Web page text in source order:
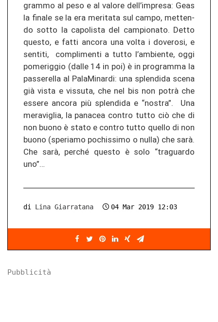
gram­mo al peso e al va­lo­re dell’im­presa: Geas
la fi­na­le se la era me­ri­ta­ta sul campo, met­ten­
do sotto la ca­po­lis­ta del cam­pio­na­to. Detto
ques­to, e fatti an­co­ra una volta i do­ve­ro­si, e
sen­ti­ti, com­pli­men­ti a tutto l’amb­ien­te, oggi
po­me­rig­gio (dalle 14 in poi) è in pro­gram­ma la
pas­serel­la al Pa­la­Mi­nar­di: una splen­di­da scena
già vista e vis­su­ta, che nel bis non potrà che
es­se­re an­co­ra più splen­di­da e “nos­tra”. Una
me­ra­viglia, la pa­na­cea con­tro tutto ciò che di
non buono è stato e con­tro tutto quel­lo di non
buono (spe­ria­mo po­chis­si­mo o nulla) che sarà.
Che sarà, per­ché ques­to è solo “tra­guar­do
uno”…
di Lina Giarratana 04 Mar 2019 12:03
Pubblicità